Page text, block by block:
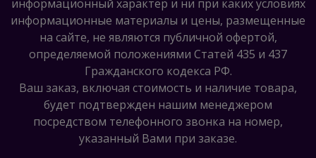
информационный характер и ни при каких условиях
информационные материалы и цены, размещенные
на сайте, не являются публичной офертой,
определяемой положениями Статей 435 и 437
Гражданского кодекса РФ.
Ваш заказ, включая стоимость и наличие товара,
будет подтвержден нашим менеджером
посредством телефонного звонка на номер,
указанный Вами при заказе.